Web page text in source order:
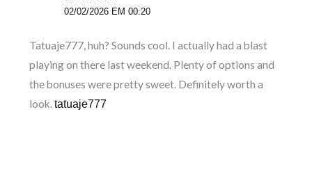
02/02/2026 EM 00:20
Tatuaje777, huh? Sounds cool. I actually had a blast
playing on there last weekend. Plenty of options and
the bonuses were pretty sweet. Definitely worth a
look. tatuaje777